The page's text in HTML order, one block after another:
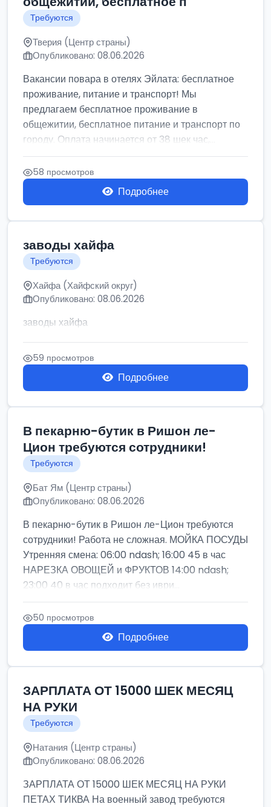
Требуются
Тверия (Центр страны)
Опубликовано: 08.06.2026
Вакансии повара в отелях Эйлата: бесплатное
проживание, питание и транспорт! Мы
предлагаем бесплатное проживание в
общежитии, бесплатное питание и транспорт по
городу. Оплата начинается от 38 шек час,...
58 просмотров
Подробнее
заводы хайфа
Требуются
Хайфа (Хайфский округ)
Опубликовано: 08.06.2026
заводы хайфа
59 просмотров
Подробнее
В пекарню-бутик в Ришон ле-
Цион требуются сотрудники!
Требуются
Бат Ям (Центр страны)
Опубликовано: 08.06.2026
В пекарню-бутик в Ришон ле-Цион требуются
сотрудники! Работа не сложная. МОЙКА ПОСУДЫ
Утренняя смена: 06:00 ndash; 16:00 45 в час
НАРЕЗКА ОВОЩЕЙ и ФРУКТОВ 14:00 ndash;
23:00 40 в час подходит без иври...
50 просмотров
Подробнее
ЗАРПЛАТА ОТ 15000 ШЕК МЕСЯЦ
НА РУКИ
Требуются
Натания (Центр страны)
Опубликовано: 08.06.2026
ЗАРПЛАТА ОТ 15000 ШЕК МЕСЯЦ НА РУКИ
ПЕТАХ ТИКВА На военный завод требуются